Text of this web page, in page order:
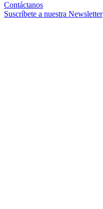
Contáctanos
Suscríbete a nuestra Newsletter